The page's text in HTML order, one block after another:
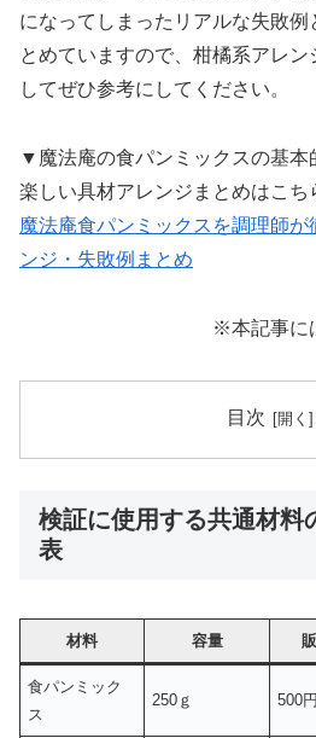
になってしまったリアルな失敗例
とめていますので、柑橘系アレン
してぜひ参考にしてください。
▼魔法庵の食パンミックスの基本
楽しい具材アレンジまとめはこち
魔法庵食パンミックスを調理師
ンジ・失敗例まとめ
※本記事に
目次
検証に使用する共通材料
表
材料 容量
食パンミック
ス
250ｇ 500円